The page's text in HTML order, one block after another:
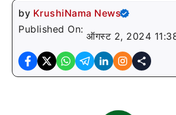
by KrushiNama News
Published On:
ऑगस्ट 2, 2024